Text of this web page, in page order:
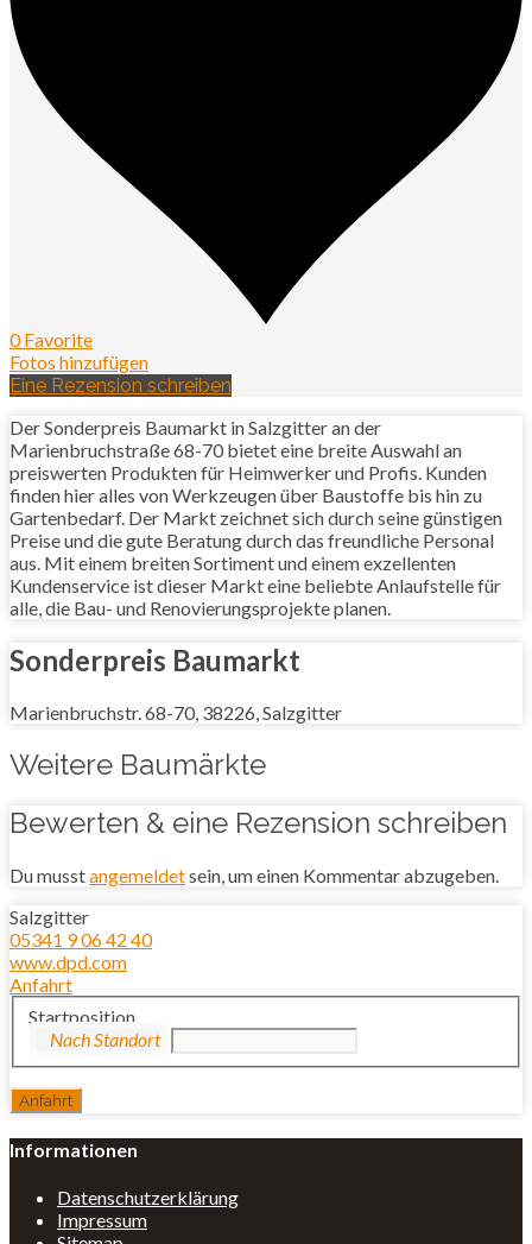
0 Favorite
Fotos hinzufügen
Eine Rezension schreiben
Der Sonderpreis Baumarkt in Salzgitter an der
Marienbruchstraße 68-70 bietet eine breite Auswahl an
preiswerten Produkten für Heimwerker und Profis. Kunden
finden hier alles von Werkzeugen über Baustoffe bis hin zu
Gartenbedarf. Der Markt zeichnet sich durch seine günstigen
Preise und die gute Beratung durch das freundliche Personal
aus. Mit einem breiten Sortiment und einem exzellenten
Kundenservice ist dieser Markt eine beliebte Anlaufstelle für
alle, die Bau- und Renovierungsprojekte planen.
Sonderpreis Baumarkt
Marienbruchstr. 68-70, 38226, Salzgitter
Weitere Baumärkte
Bewerten & eine Rezension schreiben
Du musstangemeldetsein, um einen Kommentar abzugeben.
Salzgitter
05341 9 06 42 40
www.dpd.com
Anfahrt
Startposition
Informationen
Datenschutzerklärung
Impressum